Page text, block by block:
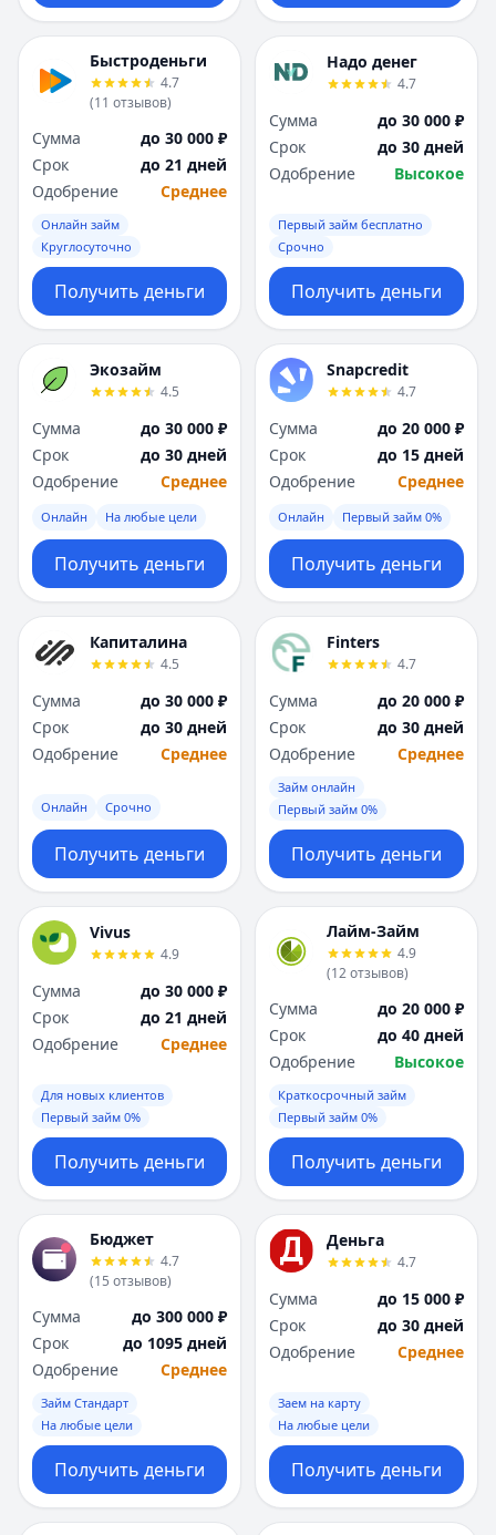
Быстроденьги
4.7
(11 отзывов)
Сумма
до 30 000 ₽
Срок
до 21 дней
Одобрение
Среднее
Онлайн займ
Круглосуточно
Получить деньги
Надо денег
4.7
Сумма
до 30 000 ₽
Срок
до 30 дней
Одобрение
Высокое
Первый займ бесплатно
Срочно
Получить деньги
Экозайм
4.5
Сумма
до 30 000 ₽
Срок
до 30 дней
Одобрение
Среднее
Онлайн На любые цели
Получить деньги
Snapcredit
4.7
Сумма
до 20 000 ₽
Срок
до 15 дней
Одобрение
Среднее
Онлайн Первый займ 0%
Получить деньги
Капиталина
4.5
Сумма
до 30 000 ₽
Срок
до 30 дней
Одобрение
Среднее
Онлайн Срочно
Получить деньги
Finters
4.7
Сумма
до 20 000 ₽
Срок
до 30 дней
Одобрение
Среднее
Займ онлайн
Первый займ 0%
Получить деньги
Vivus
4.9
Сумма
до 30 000 ₽
Срок
до 21 дней
Одобрение
Среднее
Для новых клиентов
Первый займ 0%
Получить деньги
Лайм-Займ
4.9
(12отзывов)
Сумма
до 20 000 ₽
Срок
до 40 дней
Одобрение
Высокое
Краткосрочный займ
Первый займ 0%
Получить деньги
Бюджет
4.7
(15 отзывов)
Сумма
до 300 000 ₽
Срок
до 1095 дней
Одобрение
Среднее
Займ Стандарт
На любые цели
Получить деньги
Деньга
4.7
Сумма
до 15 000 ₽
Срок
до 30 дней
Одобрение
Среднее
Заем на карту
На любые цели
Получить деньги